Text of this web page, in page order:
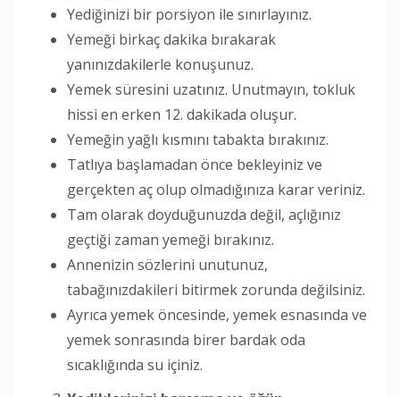
Yediğinizi bir porsiyon ile sınırlayınız.
Yemeği birkaç dakika bırakarak
yanınızdakilerle konuşunuz.
Yemek süresini uzatınız. Unutmayın, tokluk
hissi en erken 12. dakikada oluşur.
Yemeğin yağlı kısmını tabakta bırakınız.
Tatlıya başlamadan önce bekleyiniz ve
gerçekten aç olup olmadığınıza karar veriniz.
Tam olarak doyduğunuzda değil, açlığınız
geçtiği zaman yemeği bırakınız.
Annenizin sözlerini unutunuz,
tabağınızdakileri bitirmek zorunda değilsiniz.
Ayrıca yemek öncesinde, yemek esnasında ve
yemek sonrasında birer bardak oda
sıcaklığında su içiniz.